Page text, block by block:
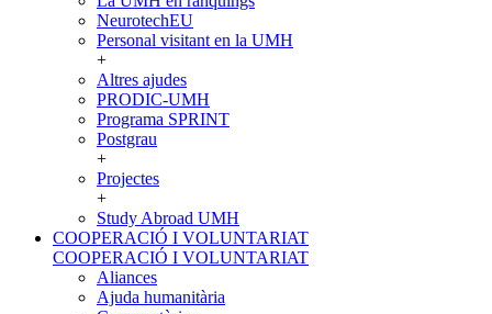
NeurotechEU
Personal visitant en la UMH
+
Altres ajudes
PRODIC-UMH
Programa SPRINT
Postgrau
+
Projectes
+
Study Abroad UMH
COOPERACIÓ I VOLUNTARIAT
COOPERACIÓ I VOLUNTARIAT
Aliances
Ajuda humanitària